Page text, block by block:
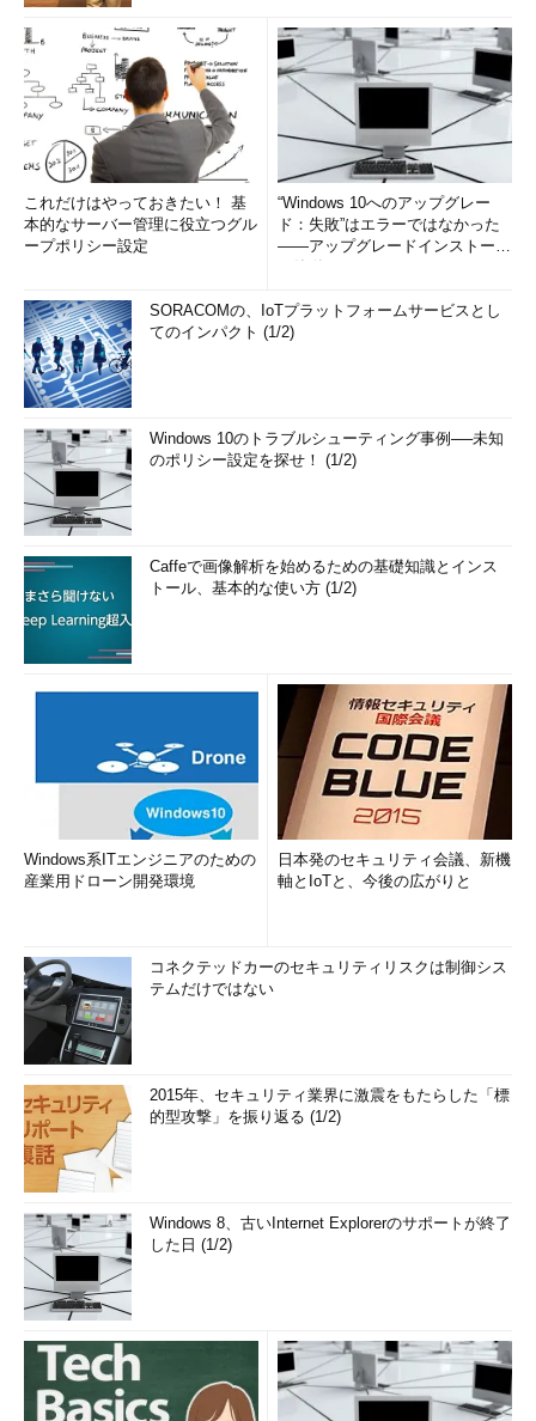
もっとも、Windows Updateで最新の更新プログラムを適用
していれば、上記のものも適用済みのはずだ（正確には、上記
のものを含む最新のロールアップが適用済みのはずだ）。従っ
て、インストールしたばかりで更新プログラムが未適用の
Windows 8／Windows Server 2012だけ注意すればよいだろ
う。
■関連リンク
Windows 8 / Windows Server 2012 では 「自動インスト
■この記事と関連性の高い別の記事
Windows 7／Server 2008のWindows Updateの使い方
（設定編）
シャットダウン時に更新プログラムを適用させる
（TIPS）
Windows Updateを無効化する
Windows Update適用後の自動再起動を抑制する
（TIPS）
Windows 7／Server 2008のWindows Updateの使い方
（基本編）
これだけはやっておきたい！ 基
本的なサーバー管理に役立つグル
ープポリシー設定
“Windows 10へのアップグレー
ド：失敗”はエラーではなかった
――アップグレードインストール
SORACOMの、IoTプラットフォームサービスとし
てのインパクト (1/2)
Windows 10のトラブルシューティング事例──未知
のポリシー設定を探せ！ (1/2)
Caffeで画像解析を始めるための基礎知識とインス
トール、基本的な使い方 (1/2)
Windows系ITエンジニアのための
産業用ドローン開発環境
日本発のセキュリティ会議、新機
軸とIoTと、今後の広がりと
コネクテッドカーのセキュリティリスクは制御シス
テムだけではない
2015年、セキュリティ業界に激震をもたらした「標
的型攻撃」を振り返る (1/2)
Windows 8、古いInternet Explorerのサポートが終了
した日 (1/2)